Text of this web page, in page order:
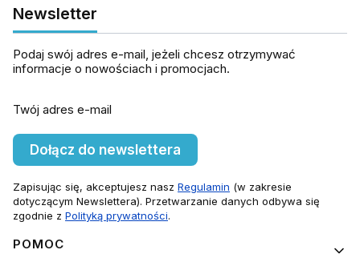
Newsletter
Podaj swój adres e-mail, jeżeli chcesz otrzymywać
informacje o nowościach i promocjach.
Twój adres e-mail
Dołącz do newslettera
Zapisując się, akceptujesz nasz Regulamin (w zakresie
dotyczącym Newslettera). Przetwarzanie danych odbywa się
zgodnie z Polityką prywatności.
Linki w stopce
POMOC